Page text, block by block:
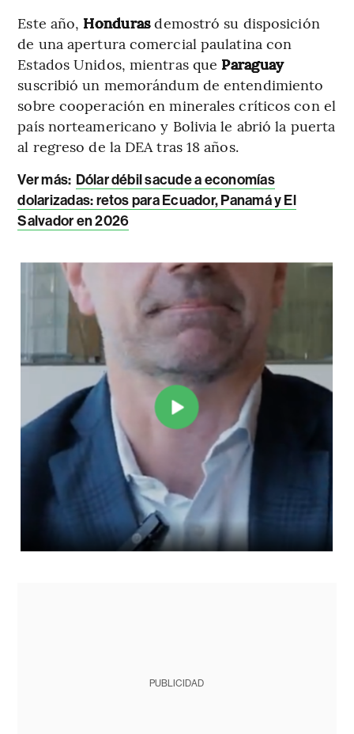
Este año, Hondurasdemostró su disposición
de una apertura comercial paulatina con
Estados Unidos, mientras que Paraguay
suscribió un memorándum de entendimiento
sobre cooperación en minerales críticos con el
país norteamericano y Bolivia le abrió la puerta
al regreso de la DEA tras 18 años.
Ver más: Dólar débil sacude a economías
dolarizadas: retos para Ecuador, Panamá y El
Salvador en 2026
PUBLICIDAD